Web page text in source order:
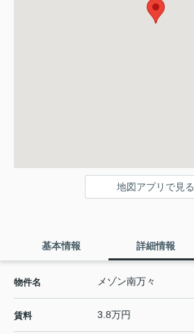
地図アプリで見る
基本情報 詳細情報
物件名 メゾン南万々
賃料 3.8万円